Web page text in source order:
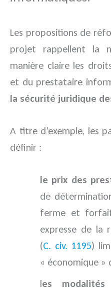
Les propositions de
projet rappellent la
manière claire les
et du prestataire
la sécurité juridique
A titre d’exemple, les
définir :
le prix des
de
ferme et
expresse de la
(C. civ. 1195)
« économique »
les